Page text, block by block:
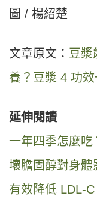
圖 / 楊紹楚
文章原文： 豆漿
養？豆漿 4 功
延伸閱讀
一年四季怎麼吃
壞膽固醇對身體
有效降低 LDL-C